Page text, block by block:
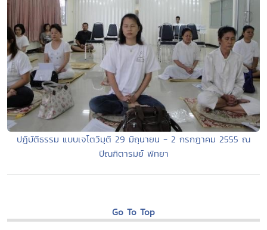
ปฏิบัติธรรม แบบเจโตวิมุติ 29 มิถุนายน - 2 กรกฎาคม 2555 ณ
ปัณฑิตารมย์ พัทยา
Go To Top